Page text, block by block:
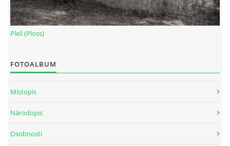
Pleš (Ploss)
FOTOALBUM
Místopis
Národopis
Osobnosti